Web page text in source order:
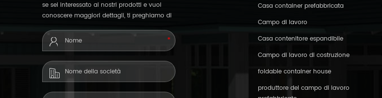
se sei interessato ai nostri prodotti e vuoi
conoscere maggiori dettagli, ti preghiamo di
più presto.
Casa container prefabbricata
Campo di lavoro
Casa contenitore espandibile
Campo di lavoro di costruzione
foldable container house
produttore del campo di lavoro